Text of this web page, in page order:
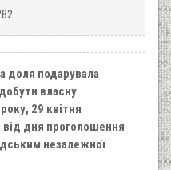
доля подарувала
власну
29 квітня
дня проголошення
незалежної